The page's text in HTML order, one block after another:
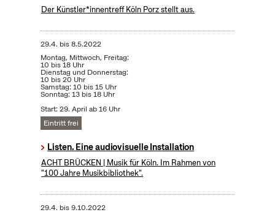
Der Künstler*innentreff Köln Porz stellt aus.
29.4. bis8.5.2022
Montag, Mittwoch, Freitag:
10 bis 18 Uhr
Dienstag und Donnerstag:
10 bis 20 Uhr
Samstag: 10 bis 15 Uhr
Sonntag: 13 bis 18 Uhr
Start: 29. April ab 16 Uhr
Eintritt frei
Listen. Eine audiovisuelle Installation
ACHT BRÜCKEN | Musik für Köln. Im Rahmen von
"100 Jahre Musikbibliothek".
29.4. bis9.10.2022